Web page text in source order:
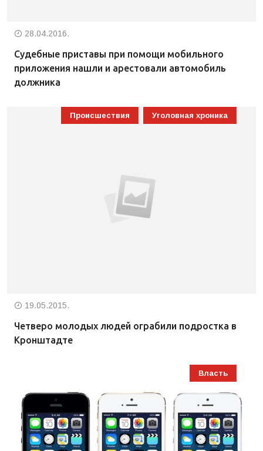
28.04.2016.
Судебные приставы при помощи мобильного
приложения нашли и арестовали автомобиль
должника
Происшествия Уголовная хроника
19.05.2015.
Четверо молодых людей ограбили подростка в
Кронштадте
Власть